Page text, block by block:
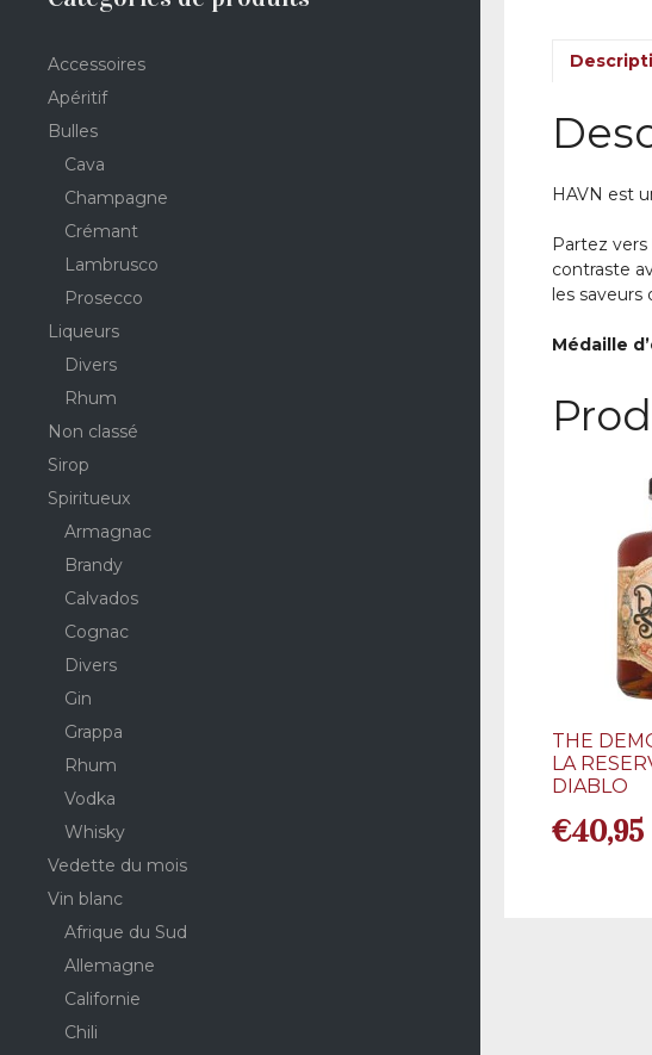
HAVN est
Partez
contraste
les
Médaille
THE
LA
DIABLO
€40,95
Accessoires
Apéritif
Bulles
Cava
Champagne
Crémant
Lambrusco
Prosecco
Liqueurs
Divers
Rhum
Non classé
Sirop
Spiritueux
Armagnac
Brandy
Calvados
Cognac
Divers
Gin
Grappa
Rhum
Vodka
Whisky
Vedette du mois
Vin blanc
Afrique du Sud
Allemagne
Californie
Chili